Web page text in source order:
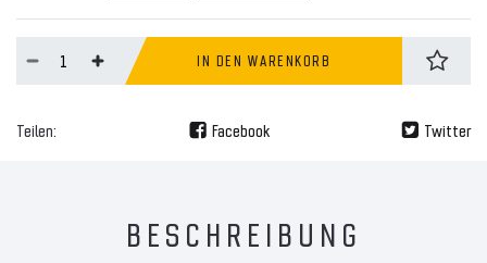
IN DEN WARENKORB
Teilen: Facebook Twitter
BESCHREIBUNG